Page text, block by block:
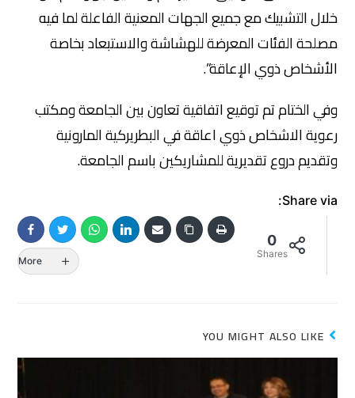
خلال التشبيك مع جميع الجهات المعنية الفاعلة لما فيه
مصلحة الفئات المعرضة للهشاشة والاستبعاد بخاصة
الأشخاص ذوي الإعاقة”.
وفي الختام تم توقيع اتفاقية تعاون بين الجامعة ومكتب
رعوية الاشخاص ذوي اعاقة في البطريركية المارونية
وتقديم دروع تقديرية للمشاريكين باسم الجامعة.
Share via:
0
Shares
More
YOU MIGHT ALSO LIKE